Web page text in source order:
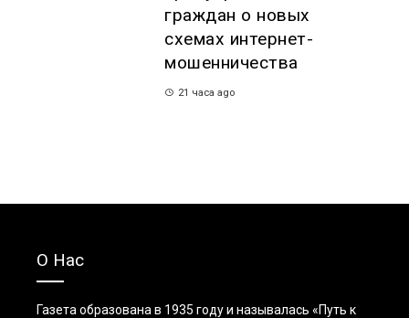
граждан о новых
схемах интернет-
мошенничества
21 часа ago
О Нас
Газета образована в 1935 году и называлась «Путь к